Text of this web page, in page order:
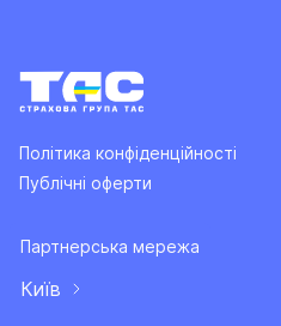
Політика конфіденційності
Публічні оферти
Партнерська мережа
Київ